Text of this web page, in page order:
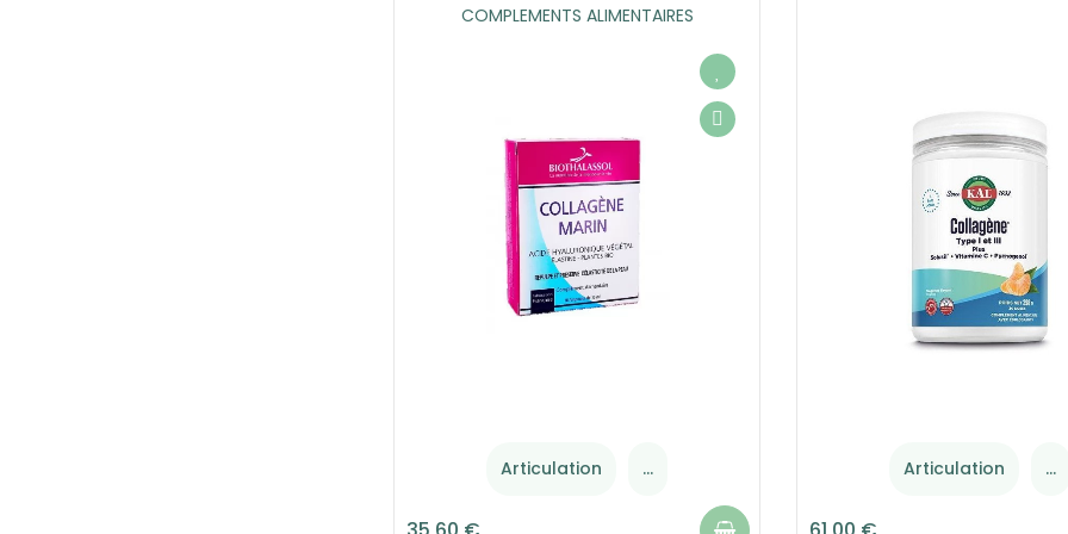
COMPLEMENTS ALIMENTAIRES
Articulation ... Articulation ...